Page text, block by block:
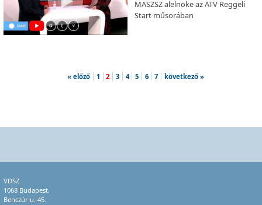
MASZSZ alelnöke az ATV Reggeli
Start műsorában
« előző 1 2 3 4 5 6 7 következő »
VDSZ
1068 Budapest,
Benczúr u. 45.